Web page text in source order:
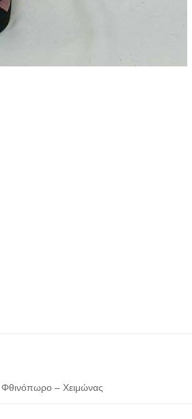
Φθινόπωρο – Χειμώνας